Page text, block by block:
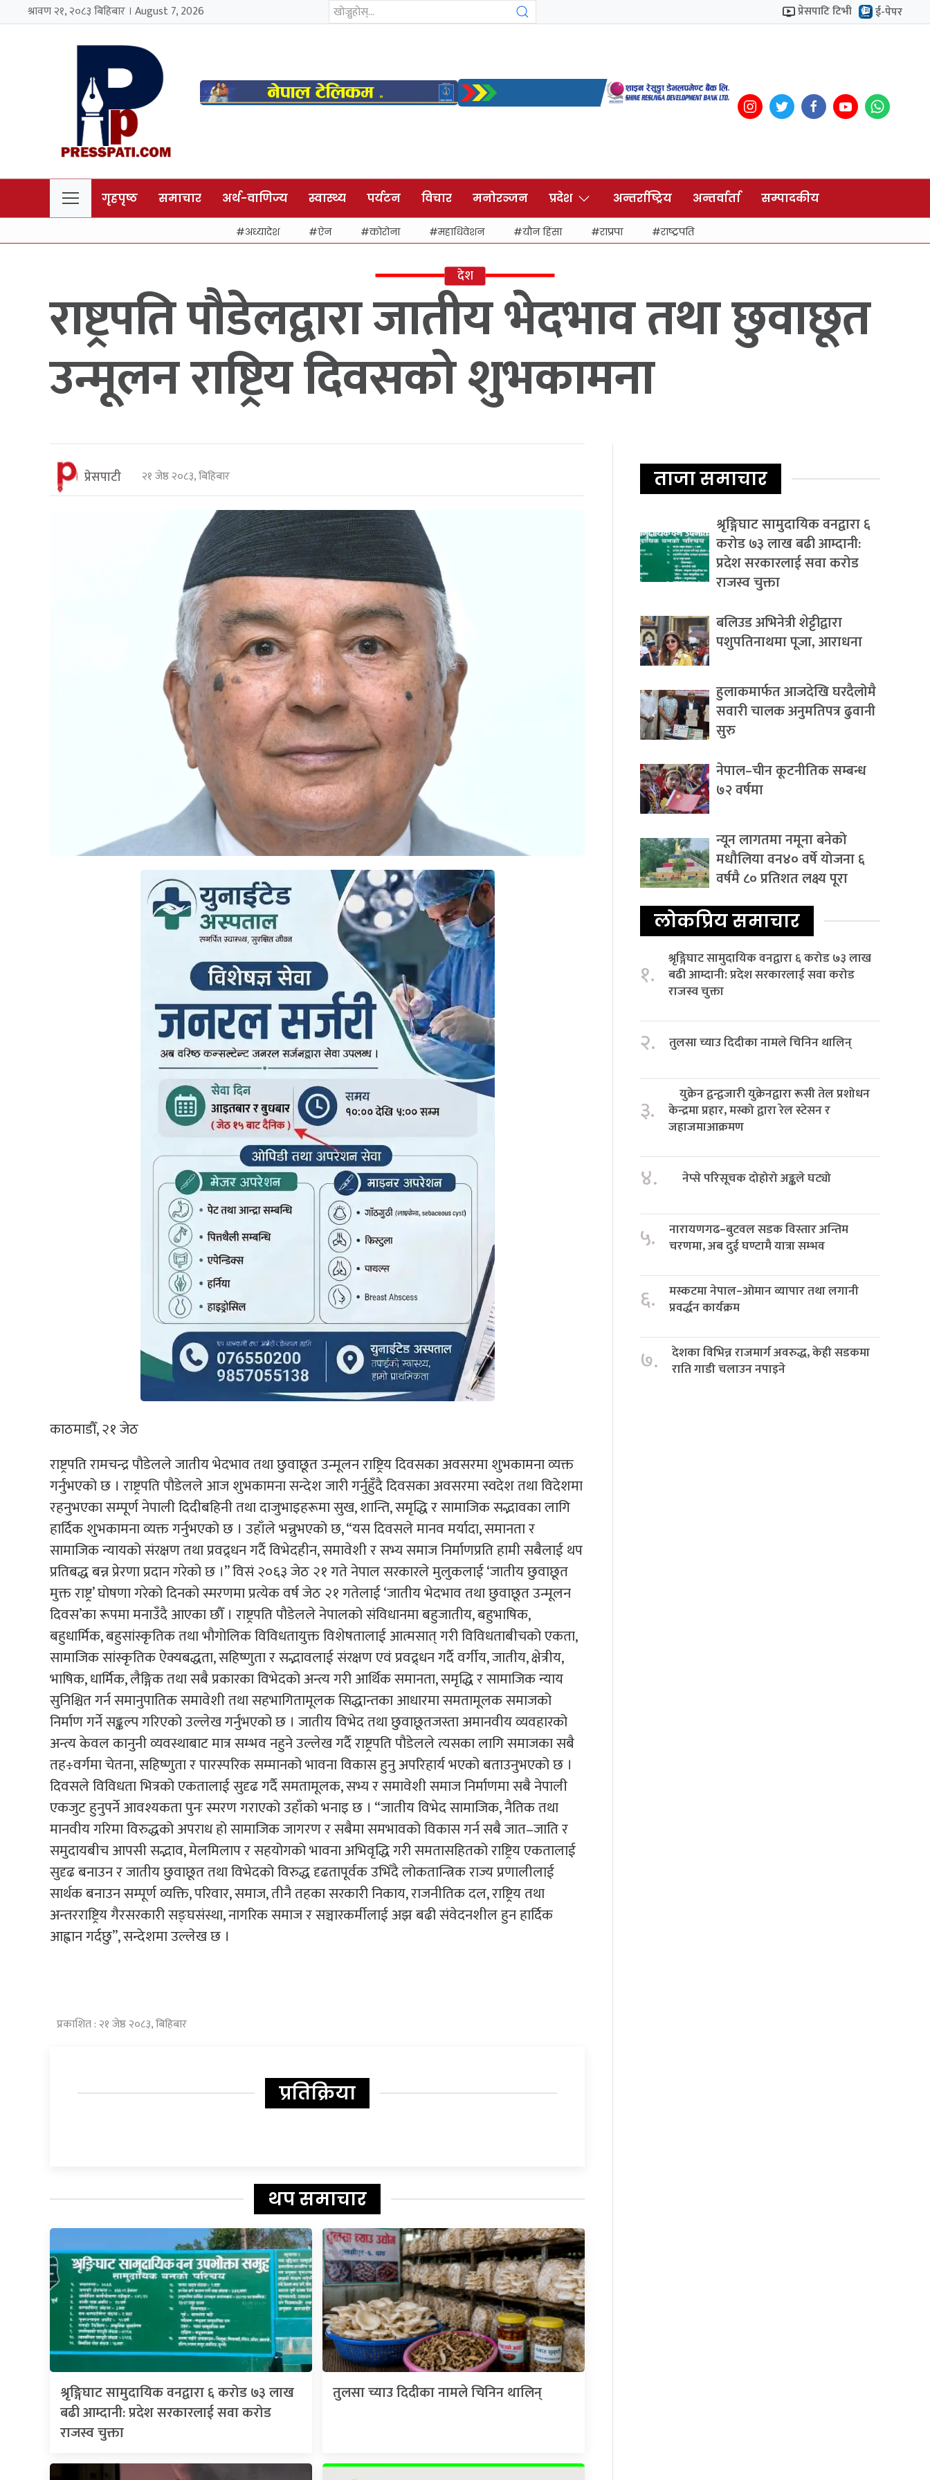
श्रावण २१, २०८३ बिहिबार । August 7, 2026 प्रेसपाटि टिभी ई-पेपर
गृहपृष्ठ समाचार अर्थ-वाणिज्य स्वास्थ्य पर्यटन विचार मनोरञ्जन प्रदेश अन्तर्राष्ट्रिय अन्तर्वार्ता सम्पादकीय
अध्यादेश ऐन कोरोना महाधिवेशन यौन हिंसा राप्रपा राष्ट्रपति
देश
राष्ट्रपति पौडेलद्वारा जातीय भेदभाव तथा छुवाछूत
उन्मूलन राष्ट्रिय दिवसको शुभकामना
प्रेसपाटी २१ जेष्ठ २०८३, बिहिबार
काठमाडौँ, २१ जेठ
राष्ट्रपति रामचन्द्र पौडेलले जातीय भेदभाव तथा छुवाछूत उन्मूलन राष्ट्रिय दिवसका अवसरमा शुभकामना व्यक्त
गर्नुभएको छ । राष्ट्रपति पौडेलले आज शुभकामना सन्देश जारी गर्नुहुँदै दिवसका अवसरमा स्वदेश तथा विदेशमा
रहनुभएका सम्पूर्ण नेपाली दिदीबहिनी तथा दाजुभाइहरूमा सुख, शान्ति, समृद्धि र सामाजिक सद्भावका लागि
हार्दिक शुभकामना व्यक्त गर्नुभएको छ । उहाँले भन्नुभएको छ, “यस दिवसले मानव मर्यादा, समानता र
सामाजिक न्यायको संरक्षण तथा प्रवद्र्धन गर्दै विभेदहीन, समावेशी र सभ्य समाज निर्माणप्रति हामी सबैलाई थप
प्रतिबद्ध बन्न प्रेरणा प्रदान गरेको छ ।” विसं २०६३ जेठ २१ गते नेपाल सरकारले मुलुकलाई ‘जातीय छुवाछूत
मुक्त राष्ट्र’ घोषणा गरेको दिनको स्मरणमा प्रत्येक वर्ष जेठ २१ गतेलाई ‘जातीय भेदभाव तथा छुवाछूत उन्मूलन
दिवस’का रूपमा मनाउँदै आएका छौँ । राष्ट्रपति पौडेलले नेपालको संविधानमा बहुजातीय, बहुभाषिक,
बहुधार्मिक, बहुसांस्कृतिक तथा भौगोलिक विविधतायुक्त विशेषतालाई आत्मसात् गरी विविधताबीचको एकता,
सामाजिक सांस्कृतिक ऐक्यबद्धता, सहिष्णुता र सद्भावलाई संरक्षण एवं प्रवद्र्धन गर्दै वर्गीय, जातीय, क्षेत्रीय,
भाषिक, धार्मिक, लैङ्गिक तथा सबै प्रकारका विभेदको अन्त्य गरी आर्थिक समानता, समृद्धि र सामाजिक न्याय
सुनिश्चित गर्न समानुपातिक समावेशी तथा सहभागितामूलक सिद्धान्तका आधारमा समतामूलक समाजको
निर्माण गर्ने सङ्कल्प गरिएको उल्लेख गर्नुभएको छ । जातीय विभेद तथा छुवाछूतजस्ता अमानवीय व्यवहारको
अन्त्य केवल कानुनी व्यवस्थाबाट मात्र सम्भव नहुने उल्लेख गर्दै राष्ट्रपति पौडेलले त्यसका लागि समाजका सबै
तह÷वर्गमा चेतना, सहिष्णुता र पारस्परिक सम्मानको भावना विकास हुनु अपरिहार्य भएको बताउनुभएको छ ।
दिवसले विविधता भित्रको एकतालाई सुदृढ गर्दै समतामूलक, सभ्य र समावेशी समाज निर्माणमा सबै नेपाली
एकजुट हुनुपर्ने आवश्यकता पुनः स्मरण गराएको उहाँको भनाइ छ । “जातीय विभेद सामाजिक, नैतिक तथा
मानवीय गरिमा विरुद्धको अपराध हो सामाजिक जागरण र सबैमा समभावको विकास गर्न सबै जात–जाति र
समुदायबीच आपसी सद्भाव, मेलमिलाप र सहयोगको भावना अभिवृद्धि गरी समतासहितको राष्ट्रिय एकतालाई
सुदृढ बनाउन र जातीय छुवाछूत तथा विभेदको विरुद्ध दृढतापूर्वक उभिँदै लोकतान्त्रिक राज्य प्रणालीलाई
सार्थक बनाउन सम्पूर्ण व्यक्ति, परिवार, समाज, तीनै तहका सरकारी निकाय, राजनीतिक दल, राष्ट्रिय तथा
अन्तरराष्ट्रिय गैरसरकारी सङ्घसंस्था, नागरिक समाज र सञ्चारकर्मीलाई अझ बढी संवेदनशील हुन हार्दिक
आह्वान गर्दछु”, सन्देशमा उल्लेख छ ।
प्रकाशित : २१ जेष्ठ २०८३, बिहिबार
प्रतिक्रिया
थप समाचार
श्रृङ्गिघाट सामुदायिक वनद्वारा ६ करोड ७३ लाख
बढी आम्दानी: प्रदेश सरकारलाई सवा करोड
राजस्व चुक्ता
तुलसा च्याउ दिदीका नामले चिनिन थालिन्
ताजा समाचार
श्रृङ्गिघाट सामुदायिक वनद्वारा ६
करोड ७३ लाख बढी आम्दानी:
प्रदेश सरकारलाई सवा करोड
राजस्व चुक्ता
बलिउड अभिनेत्री शेट्टीद्वारा
पशुपतिनाथमा पूजा, आराधना
हुलाकमार्फत आजदेखि घरदैलोमै
सवारी चालक अनुमतिपत्र ढुवानी
सुरु
नेपाल–चीन कूटनीतिक सम्बन्ध
७२ वर्षमा
न्यून लागतमा नमूना बनेको
मधौलिया वन४० वर्षे योजना ६
वर्षमै ८० प्रतिशत लक्ष्य पूरा
लोकप्रिय समाचार
१.
श्रृङ्गिघाट सामुदायिक वनद्वारा ६ करोड ७३ लाख
बढी आम्दानी: प्रदेश सरकारलाई सवा करोड
राजस्व चुक्ता
२. तुलसा च्याउ दिदीका नामले चिनिन थालिन्
३.
युक्रेन द्वन्द्वजारी युक्रेनद्वारा रूसी तेल प्रशोधन
केन्द्रमा प्रहार, मस्को द्वारा रेल स्टेसन र
जहाजमाआक्रमण
४. नेप्से परिसूचक दोहोरो अङ्कले घट्यो
५.
नारायणगढ–बुटवल सडक विस्तार अन्तिम
चरणमा, अब दुई घण्टामै यात्रा सम्भव
६.
मस्कटमा नेपाल–ओमान व्यापार तथा लगानी
प्रवर्द्धन कार्यक्रम
७.
देशका विभिन्न राजमार्ग अवरुद्ध, केही सडकमा
राति गाडी चलाउन नपाइने